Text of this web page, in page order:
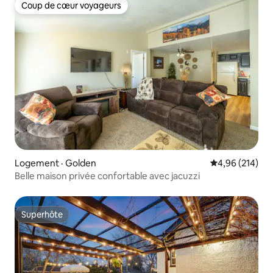
Coup de cœur voyageurs
Coup de cœur voyageurs
Logement · Golden Note
4,96 (214)
Belle maison privée confortable avec jacuzzi
Superhôte
Superhôte